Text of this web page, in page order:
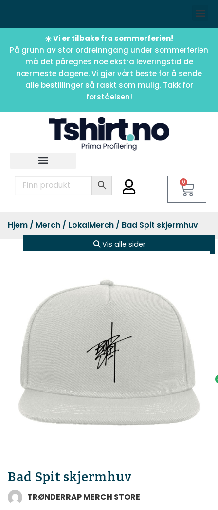
☀️ Vi er tilbake fra sommerferien!
På grunn av stor ordreinngang under sommerferien
må det påregnes noe ekstra leveringstid de
nærmeste dagene. Vi gjør vårt beste for å sende
alle bestillinger så raskt som mulig. Takk for
forståelsen!
0
Hjem / Merch / LokalMerch / Bad Spit skjermhuv
Vis alle sider
Bad Spit skjermhuv
TRØNDERRAP MERCH STORE